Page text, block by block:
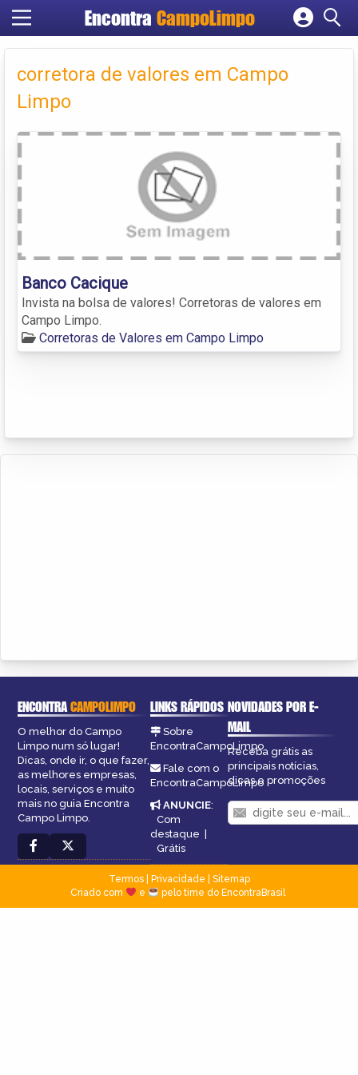
Encontra CampoLimpo
Cadastrar empresa
Criar conta
corretora de valores em Campo
Limpo
Banco Cacique
Invista na bolsa de valores! Corretoras de valores em
Campo Limpo.
Corretoras de Valores em Campo Limpo
ENCONTRACAMPOLIMPO
O melhor do Campo
Limpo num só lugar!
Dicas, onde ir, o que fazer,
as melhores empresas,
locais, serviços e muito
mais no guia Encontra
Campo Limpo.
LINKS RÁPIDOS
Sobre
EncontraCampoLimpo
Fale com o
EncontraCampoLimpo
ANUNCIE:
Com
destaque |
Grátis
NOVIDADES POR E-
MAIL
Receba grátis as
principais notícias,
dicas e promoções
Termos| Privacidade
Sitemap
Criado com
e pelo time do EncontraBrasil